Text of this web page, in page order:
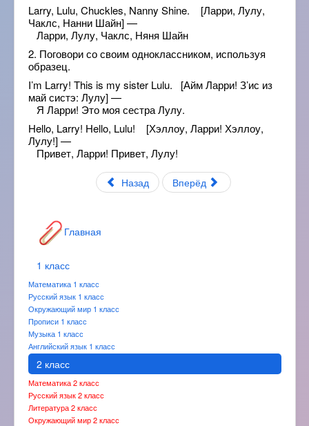
Larry, Lulu, Chuckles, Nanny Shine. [Ларри, Лулу,
Чаклс, Нанни Шайн] —
Ларри, Лулу, Чаклс, Няня Шайн
2. Поговори со своим одноклассником, используя
образец.
I’m Larry! This is my sister Lulu. [Айм Ларри! З’ис из
май систэ: Лулу] —
Я Ларри! Это моя сестра Лулу.
Hello, Larry! Hello, Lulu! [Хэллоу, Ларри! Хэллоу,
Лулу!] —
Привет, Ларри! Привет, Лулу!
Назад Вперёд
Главная
1 класс
Математика 1 класс
Русский язык 1 класс
Окружающий мир 1 класс
Прописи 1 класс
Музыка 1 класс
Английский язык 1 класс
2 класс
Математика 2 класс
Русский язык 2 класс
Литература 2 класс
Окружающий мир 2 класс